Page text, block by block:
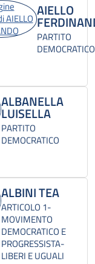
AIELLO
PARTITO
DEMOCRATICO
ALBANELLA
LUISELLA
PARTITO
DEMOCRATICO
ALBINI TEA
ARTICOLO 1-
MOVIMENTO
DEMOCRATICO E
PROGRESSISTA-
LIBERI E UGUALI